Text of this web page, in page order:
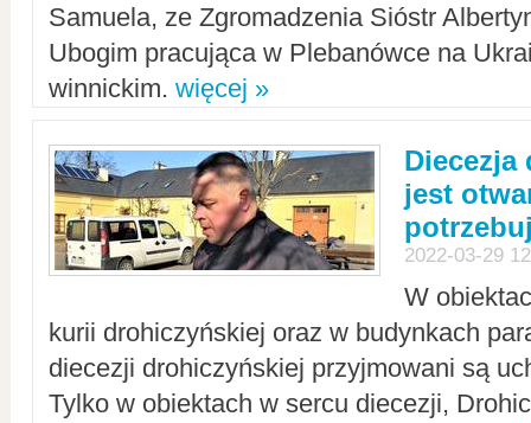
Samuela, ze Zgromadzenia Sióstr
Ubogim pracująca w Plebanówce na
winnickim. więcej »
Diecezja
jest
2022-03-29
W
kurii drohiczyńskiej oraz w budynkach
diecezji drohiczyńskiej przyjmowani są
Tylko w obiektach w sercu diecezji,